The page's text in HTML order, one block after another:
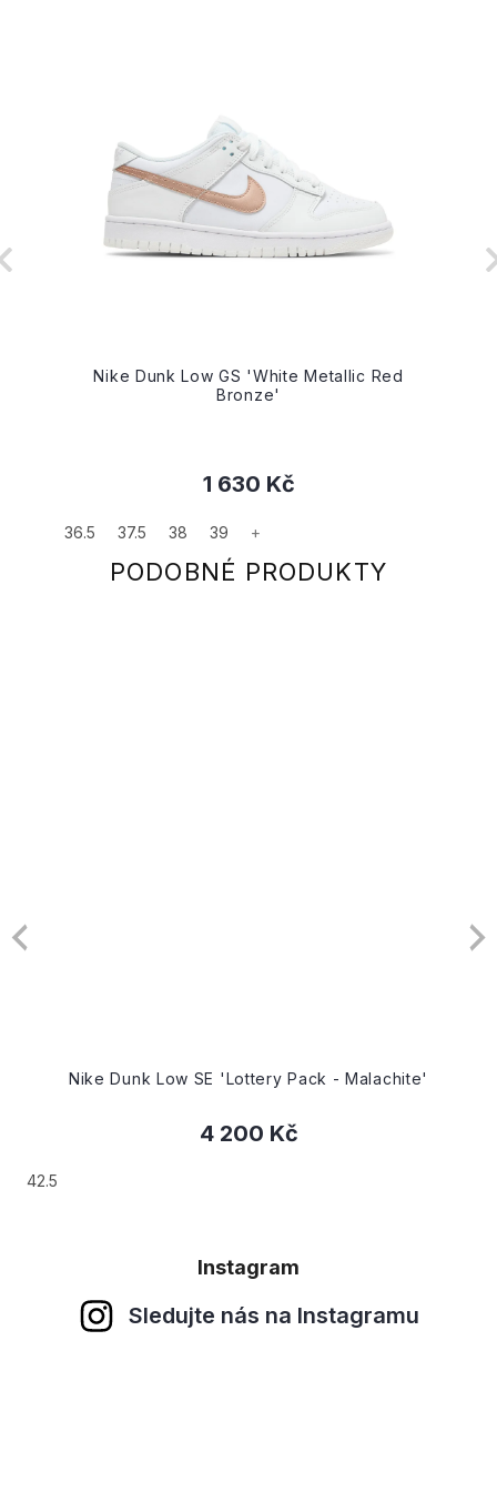
Nike Dunk Low GS 'White Metallic Red
Bronze'
1 630 Kč
36.5 37.5 38 39 +
Low SE 'Lottery Pack - Malachite'
Instagram
Sledujte nás na Instagramu